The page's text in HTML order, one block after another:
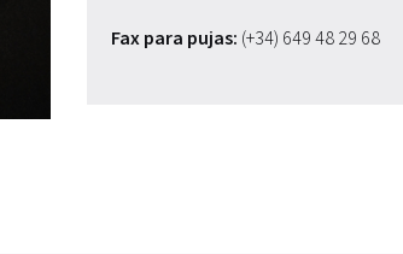
Fax para pujas: (+34) 649 48 29 68